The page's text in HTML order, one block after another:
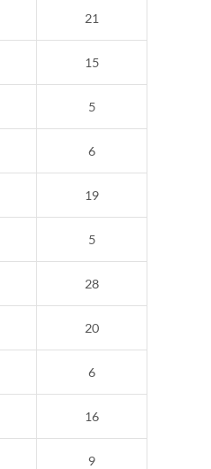
21
15
5
6
19
5
28
20
6
16
9